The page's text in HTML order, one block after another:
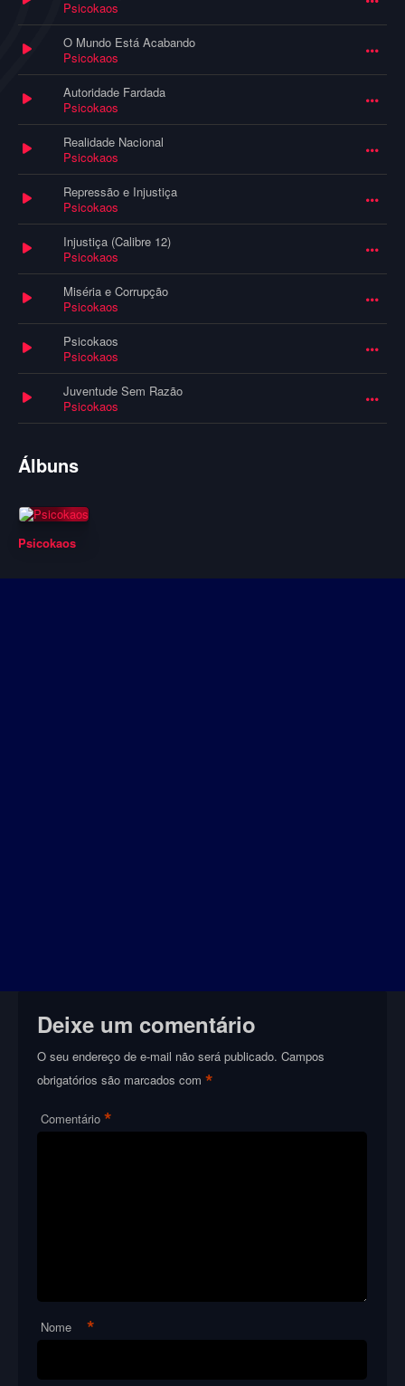
Psicokaos
O Mundo Está Acabando
Psicokaos
Autoridade Fardada
Psicokaos
Realidade Nacional
Psicokaos
Repressão e Injustiça
Psicokaos
Injustiça (Calibre 12)
Psicokaos
Miséria e Corrupção
Psicokaos
Psicokaos
Psicokaos
Juventude Sem Razão
Psicokaos
Álbuns
Psicokaos
Deixe um comentário
O seu endereço de e-mail não será publicado. Campos
obrigatórios são marcados com*
Comentário *
Nome *